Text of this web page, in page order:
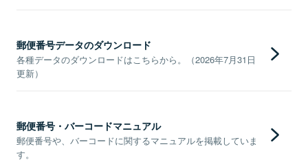
郵便番号データのダウンロード
各種データのダウンロードはこちらから。（2026年7月31日
更新）
郵便番号・バーコードマニュアル
郵便番号や、バーコードに関するマニュアルを掲載していま
す。